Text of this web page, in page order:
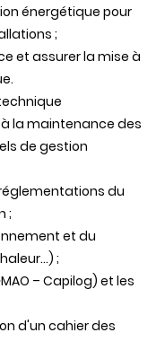
énergétique pour
;
et assurer la mise à
la maintenance des
de gestion
du
;
et du
;
– Capilog) et les
d'un cahier des